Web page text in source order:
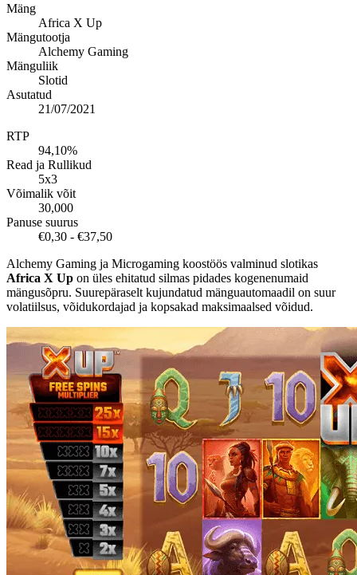
Mäng
Africa X Up
Mängutootja
Alchemy Gaming
Mänguliik
Slotid
Asutatud
21/07/2021
RTP
94,10%
Read ja Rullikud
5x3
Võimalik võit
30,000
Panuse suurus
€0,30 - €37,50
Alchemy Gaming ja Microgaming koostöös valminud slotikas
Africa X Up on üles ehitatud silmas pidades kogenenumaid
mängusõpru. Suurepäraselt kujundatud mänguautomaadil on suur
volatiilsus, võidukordajad ja kopsakad maksimaalsed võidud.